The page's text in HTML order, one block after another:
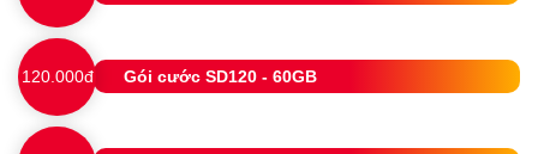
120.000đ Gói cước SD120 - 60GB